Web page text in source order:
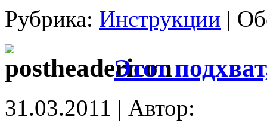
Рубрика: Инструкции |
Этот
31.03.2011 | Автор: